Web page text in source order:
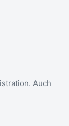
Auch